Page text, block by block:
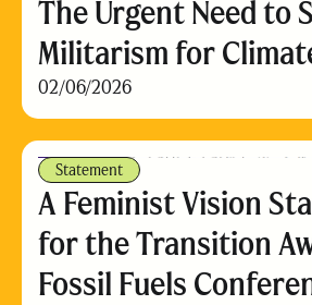
The Urgent Need to
Militarism for
02/06/2026
Statement
A Feminist Vision
for the Transition
Fossil Fuels